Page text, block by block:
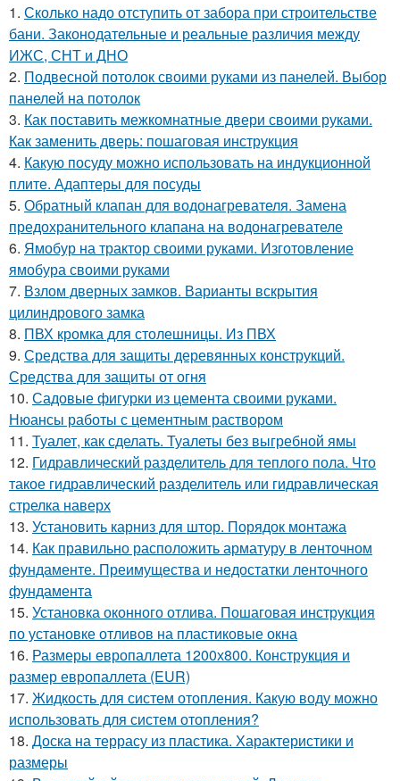
1. Сколько надо отступить от забора при строительстве
бани. Законодательные и реальные различия между
ИЖС, СНТ и ДНО
2. Подвесной потолок своими руками из панелей. Выбор
панелей на потолок
3. Как поставить межкомнатные двери своими руками.
Как заменить дверь: пошаговая инструкция
4. Какую посуду можно использовать на индукционной
плите. Адаптеры для посуды
5. Обратный клапан для водонагревателя. Замена
предохранительного клапана на водонагревателе
6. Ямобур на трактор своими руками. Изготовление
ямобура своими руками
7. Взлом дверных замков. Варианты вскрытия
цилиндрового замка
8. ПВХ кромка для столешницы. Из ПВХ
9. Средства для защиты деревянных конструкций.
Средства для защиты от огня
10. Садовые фигурки из цемента своими руками.
Нюансы работы с цементным раствором
11. Туалет, как сделать. Туалеты без выгребной ямы
12. Гидравлический разделитель для теплого пола. Что
такое гидравлический разделитель или гидравлическая
стрелка наверх
13. Установить карниз для штор. Порядок монтажа
14. Как правильно расположить арматуру в ленточном
фундаменте. Преимущества и недостатки ленточного
фундамента
15. Установка оконного отлива. Пошаговая инструкция
по установке отливов на пластиковые окна
16. Размеры европаллета 1200х800. Конструкция и
размер европаллета (EUR)
17. Жидкость для систем отопления. Какую воду можно
использовать для систем отопления?
18. Доска на террасу из пластика. Характеристики и
размеры